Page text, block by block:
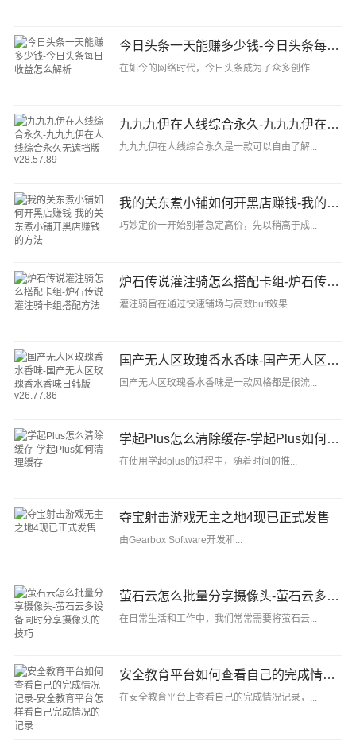
今日头条一天能赚多少钱-今日头条每日收益怎么解析
在如今的网络时代，今日头条成为了众多创作...
九九九伊在人线综合永久-九九九伊在人线综合永久无遮挡版v28.57.89
九九九伊在人线综合永久是一款可以自由了解...
我的关东煮小铺如何开黑店赚钱-我的关东煮小铺开黑店赚钱的方法
巧妙定价一开始别着急定高价，先以稍高于成...
炉石传说灌注骑怎么搭配卡组-炉石传说灌注骑卡组搭配方法
灌注骑旨在通过快速铺场与高效buff效果...
国产无人区玫瑰香水香味-国产无人区玫瑰香水香味日韩版v26.77.86
国产无人区玫瑰香水香味是一款风格都是很流...
学起Plus怎么清除缓存-学起Plus如何清理缓存
在使用学起plus的过程中，随着时间的推...
夺宝射击游戏无主之地4现已正式发售
由Gearbox Software开发和...
萤石云怎么批量分享摄像头-萤石云多设备同时分享摄像头的技巧
在日常生活和工作中，我们常常需要将萤石云...
安全教育平台如何查看自己的完成情况记录-安全教育平台怎样看自己完成情况的记录
在安全教育平台上查看自己的完成情况记录，...